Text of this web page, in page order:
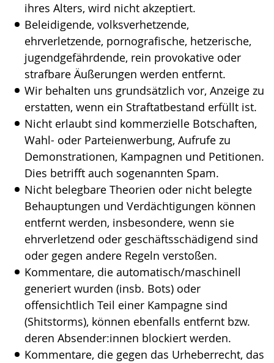
ihres Alters, wird nicht akzeptiert.
Beleidigende, volksverhetzende,
ehrverletzende, pornografische, hetzerische,
jugendgefährdende, rein provokative oder
strafbare Äußerungen werden entfernt.
Wir behalten uns grundsätzlich vor, Anzeige zu
erstatten, wenn ein Straftatbestand erfüllt ist.
Nicht erlaubt sind kommerzielle Botschaften,
Wahl- oder Parteienwerbung, Aufrufe zu
Demonstrationen, Kampagnen und Petitionen.
Dies betrifft auch sogenannten Spam.
Nicht belegbare Theorien oder nicht belegte
Behauptungen und Verdächtigungen können
entfernt werden, insbesondere, wenn sie
ehrverletzend oder geschäftsschädigend sind
oder gegen andere Regeln verstoßen.
Kommentare, die automatisch/maschinell
generiert wurden (insb. Bots) oder
offensichtlich Teil einer Kampagne sind
(Shitstorms), können ebenfalls entfernt bzw.
deren Absender:innen blockiert werden.
Kommentare, die gegen das Urheberrecht, das